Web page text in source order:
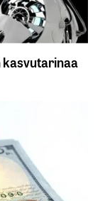
kasvutarinaa